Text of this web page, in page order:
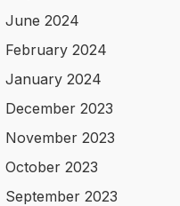
June 2024
February 2024
January 2024
December 2023
November 2023
October 2023
September 2023